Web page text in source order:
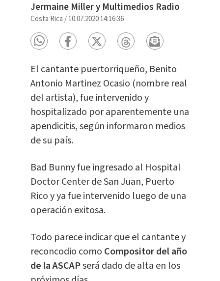
Jermaine Miller y Multimedios Radio
Costa Rica /10.07.2020 14:16:36
El cantante puertorriqueño, Benito
Antonio Martinez Ocasio (nombre real
del artista), fue intervenido y
hospitalizado por aparentemente una
apendicitis, según informaron medios
de su país.
Bad Bunny fue ingresado al Hospital
Doctor Center de San Juan, Puerto
Rico y ya fue intervenido luego de una
operación exitosa.
Todo parece indicar que el cantante y
reconcodio como Compositor del año
de la ASCAPserá dado de alta en los